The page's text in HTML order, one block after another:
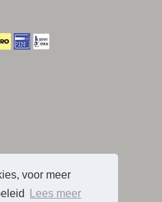
voor meer
Lees meer